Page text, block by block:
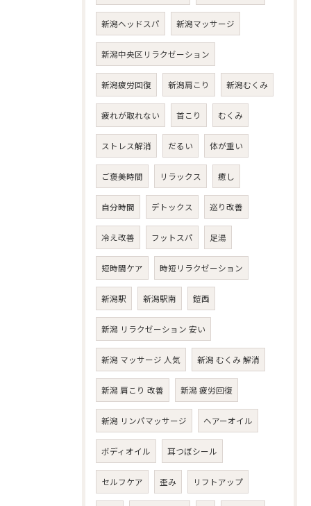
新潟ヘッドスパ 新潟マッサージ
新潟中央区リラクゼーション
新潟疲労回復 新潟肩こり 新潟むくみ
疲れが取れない 首こり むくみ
ストレス解消 だるい 体が重い
ご褒美時間 リラックス 癒し
自分時間 デトックス 巡り改善
冷え改善 フットスパ 足湯
短時間ケア 時短リラクゼーション
新潟駅 新潟駅南 鎧西
新潟 リラクゼーション 安い
新潟 マッサージ 人気 新潟 むくみ 解消
新潟 肩こり 改善 新潟 疲労回復
新潟 リンパマッサージ ヘアーオイル
ボディオイル 耳つぼシール
セルフケア 歪み リフトアップ